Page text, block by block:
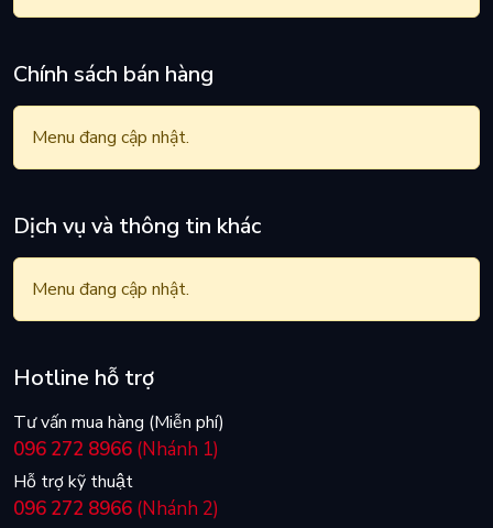
Chính sách bán hàng
Menu đang cập nhật.
Dịch vụ và thông tin khác
Menu đang cập nhật.
Hotline hỗ trợ
Tư vấn mua hàng (Miễn phí)
096 272 8966 (Nhánh 1)
Hỗ trợ kỹ thuật
096 272 8966 (Nhánh 2)